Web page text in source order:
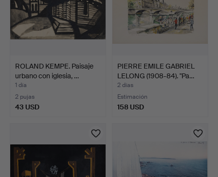
ROLAND KEMPE. Paisaje
urbano con iglesia, …
1 día
2 pujas
43 USD
PIERRE EMILE GABRIEL
LELONG (1908-84). "Pa…
2 días
Estimación
158 USD